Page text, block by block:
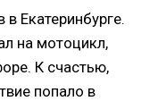
Екатеринбурге.
на мотоцикл,
К счастью,
попало в